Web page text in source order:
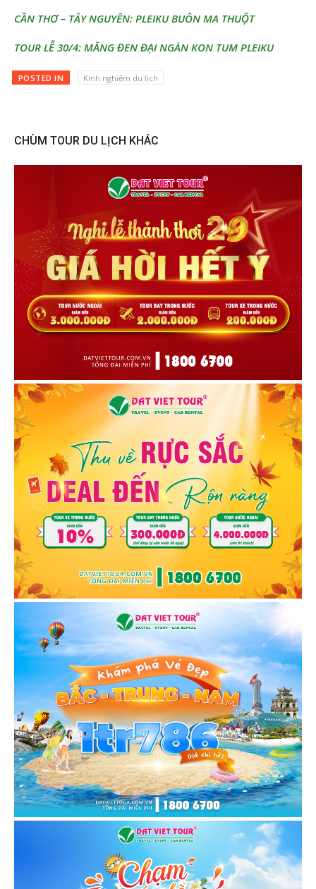
CẦN THƠ – TÂY NGUYÊN: PLEIKU BUÔN MA THUỘT
TOUR LỄ 30/4: MĂNG ĐEN ĐẠI NGÀN KON TUM PLEIKU
POSTED IN Kinh nghiệm du lịch
CHÙM TOUR DU LỊCH KHÁC